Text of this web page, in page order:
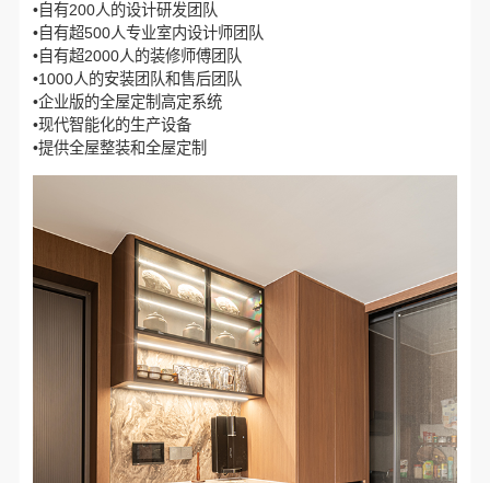
•自有200人的设计研发团队
•自有超500人专业室内设计师团队
•自有超2000人的装修师傅团队
•1000人的安装团队和售后团队
•企业版的全屋定制高定系统
•现代智能化的生产设备
•提供全屋整装和全屋定制